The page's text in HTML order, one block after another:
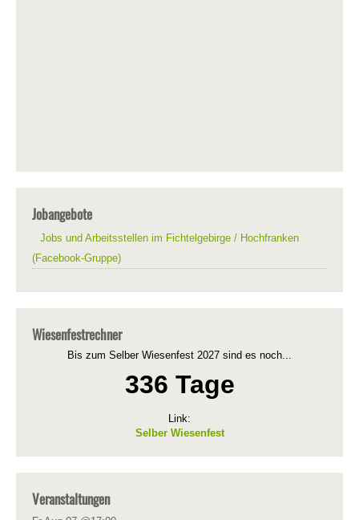
Jobangebote
Jobs und Arbeitsstellen im Fichtelgebirge / Hochfranken
(Facebook-Gruppe)
Wiesenfestrechner
Bis zum Selber Wiesenfest 2027 sind es noch...
336 Tage
Link:
Selber Wiesenfest
Veranstaltungen